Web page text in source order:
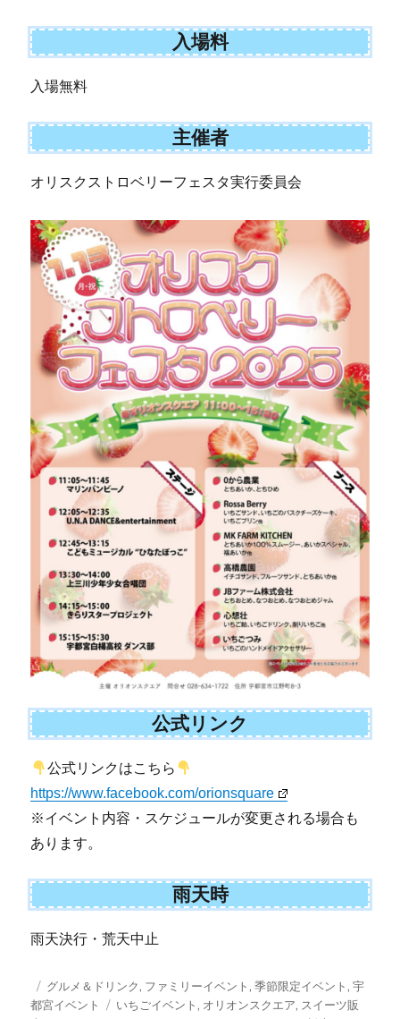
入場料
入場無料
主催者
オリスクストロベリーフェスタ実行委員会
公式リンク
公式リンクはこちら
https://www.facebook.com/orionsquare
※イベント内容・スケジュールが変更される場合も
あります。
雨天時
雨天決行・荒天中止
投
稿
カ
テ
グルメ＆ドリンク, ファミリーイベント ,季節限定イベント ,宇
都宮イベント
タ
いちごイベント , オリオンスクエア, スイーツ販